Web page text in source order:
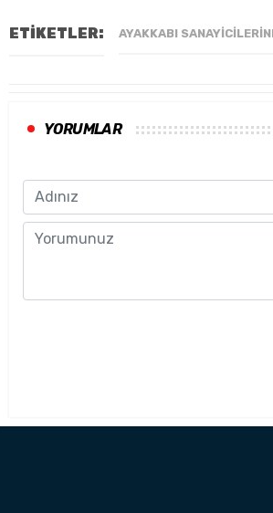
ETİKETLER: AYAKKABI
YORUMLAR
Name
Comment